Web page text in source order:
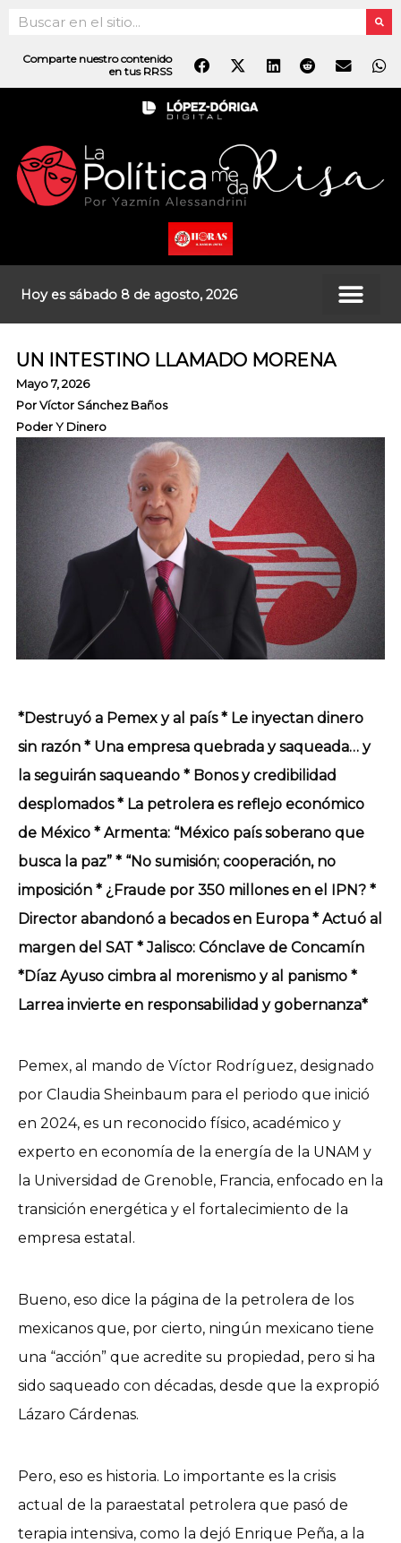
contenido
Search
Comparte nuestro contenido
en tus RRSS
Hoy es sábado 8 de agosto, 2026
UN INTESTINO LLAMADO MORENA
Mayo 7, 2026
PorVíctor Sánchez Baños
Poder Y Dinero
*Destruyó a Pemex y al país * Le inyectan dinero
sin razón * Una empresa quebrada y saqueada… y
la seguirán saqueando * Bonos y credibilidad
desplomados * La petrolera es reflejo económico
de México * Armenta: “México país soberano que
busca la paz” * “No sumisión; cooperación, no
imposición * ¿Fraude por 350 millones en el IPN? *
Director abandonó a becados en Europa * Actuó al
margen del SAT * Jalisco: Cónclave de Concamín
*Díaz Ayuso cimbra al morenismo y al panismo *
Larrea invierte en responsabilidad y gobernanza*
Pemex, al mando de Víctor Rodríguez, designado
por Claudia Sheinbaum para el periodo que inició
en 2024, es un reconocido físico, académico y
experto en economía de la energía de la UNAM y
la Universidad de Grenoble, Francia, enfocado en la
transición energética y el fortalecimiento de la
empresa estatal.
Bueno, eso dice la página de la petrolera de los
mexicanos que, por cierto, ningún mexicano tiene
una “acción” que acredite su propiedad, pero si ha
sido saqueado con décadas, desde que la expropió
Lázaro Cárdenas.
Pero, eso es historia. Lo importante es la crisis
actual de la paraestatal petrolera que pasó de
terapia intensiva, como la dejó Enrique Peña, a la